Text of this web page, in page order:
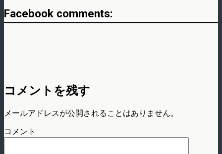
Facebook comments:
コメントを残す
メールアドレスが公開されることはありません。
コメント